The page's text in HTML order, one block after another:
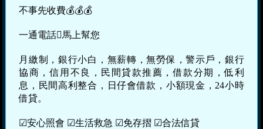
不事先收費💰💰💰
一通電話馬上幫您
月繳制，銀行小白，無薪轉，無勞保，警示戶，銀行
協商，信用不良，民間貸款推薦，借款分期，低利
息，民間高利整合，日仔會借款，小額現金，24小時
借貸。
☑安心照會 ☑生活救急 ☑免存摺 ☑合法信貸